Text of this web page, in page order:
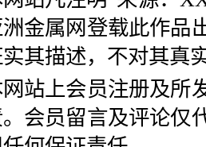
金属网登载此作品
其描述，不对其真
站上会员注册及所
会员留言及评论仅